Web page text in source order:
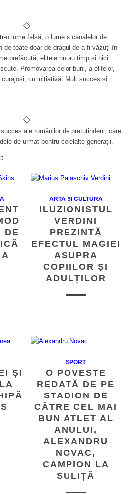
o lume falsă, o lume a canalelor de
de toate doar de dragul de a fi văzuți în
prefăcută, elitele nu au timp și nici
Promovarea celor buni, a elitelor,
curajoși, cu inițiativă. Mult succes și
ale românilor de pretutindeni, care
de urmat pentru celelalte generații.
DE
ARTA SI CULTURA
ILUZIONISTUL
VERDINI
PREZINTĂ
EFECTUL MAGIEI
ASUPRA
COPIILOR ȘI
ADULȚILOR
ȘI
SPORT
O POVESTE
REDATĂ DE PE
STADION DE
CĂTRE CEL MAI
BUN ATLET AL
ANULUI,
ALEXANDRU
NOVAC,
CAMPION LA
SULIȚĂ